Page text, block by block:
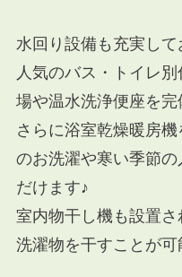
水回り設備も充実して
人気のバス・トイレ
場や温水洗浄便座を完
さらに浴室乾燥暖房
のお洗濯や寒い季節
だけます♪
室内物干し機も設置
洗濯物を干すことが可